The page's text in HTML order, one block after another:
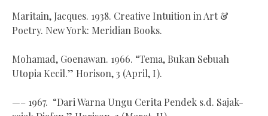
Maritain, Jacques. 1938. Creative Intuition in Art &
Poetry. New York: Meridian Books.
Mohamad, Goenawan. 1966. “Tema, Bukan Sebuah
Utopia Kecil.” Horison, 3 (April, I).
—– 1967. “Dari Warna Ungu Cerita Pendek s.d. Sajak-